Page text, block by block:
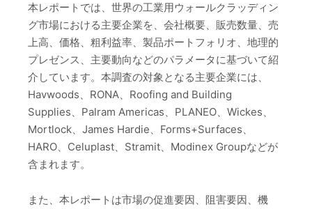
本レポートでは、世界の工業用ウォールクラッディン
グ市場における主要企業を、会社概要、販売数量、売
上高、価格、粗利益率、製品ポートフォリオ、地理的
プレゼンス、主要動向などのパラメータに基づいて紹
介しています。本調査の対象となる主要企業には、
Havwoods、RONA、Roofing and Building
Supplies、Palram Americas、PLANEO、Wickes、
Mortlock、James Hardie、Forms+Surfaces、
HARO、Celuplast、Stramit、Modinex Groupなどが
含まれます。
また、本レポートは市場の促進要因、阻害要因、機